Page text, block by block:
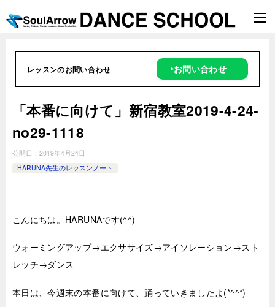
レッスンのお問い合わせ ‣お問い合わせ
「本番に向けて」新宿教室2019-4-24-
no29-1118
公開日： 2019年4月24日
HARUNA先生のレッスンノート
こんにちは。HARUNAです(^^)
ウォーミングアップ→エクササイズ→アイソレーション→スト
レッチ→ダンス
本日は、今週末の本番に向けて、踊っていきましたよ(*^^*)